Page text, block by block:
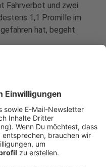
Fahrverbot und zwei
1,1 Promille im
hat, begeht
werden?
E-Scooter-Fahrer auf